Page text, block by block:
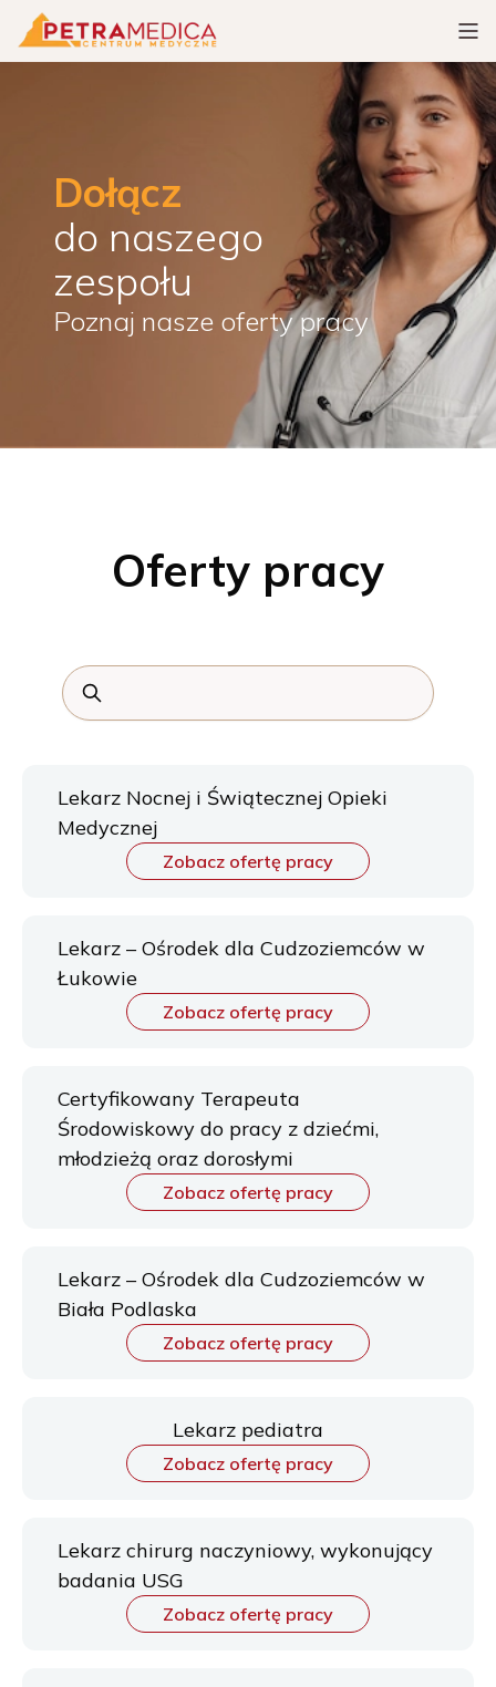
Dołącz
do naszego
zespołu
Poznaj nasze oferty pracy
Oferty pracy
Lekarz Nocnej i Świątecznej Opieki
Medycznej
Zobacz ofertę pracy
Lekarz – Ośrodek dla Cudzoziemców w
Łukowie
Zobacz ofertę pracy
Certyfikowany Terapeuta
Środowiskowy do pracy z dziećmi,
młodzieżą oraz dorosłymi
Zobacz ofertę pracy
Lekarz – Ośrodek dla Cudzoziemców w
Biała Podlaska
Zobacz ofertę pracy
Lekarz pediatra
Zobacz ofertę pracy
Lekarz chirurg naczyniowy, wykonujący
badania USG
Zobacz ofertę pracy